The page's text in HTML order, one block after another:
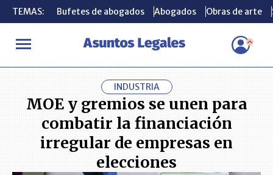
TEMAS: Bufetes de abogados Abogados Obras de arte
INICIO ACTUALIDAD MOE y gremios se unen para combatir la
TEMAS: Bufetes de abogados Abogados Obras de arte
INDUSTRIA
MOE y gremios se unen para
combatir la financiación
irregular de empresas en
elecciones